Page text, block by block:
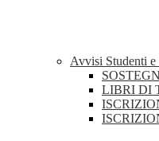
Avvisi Studenti
LIBRI DI